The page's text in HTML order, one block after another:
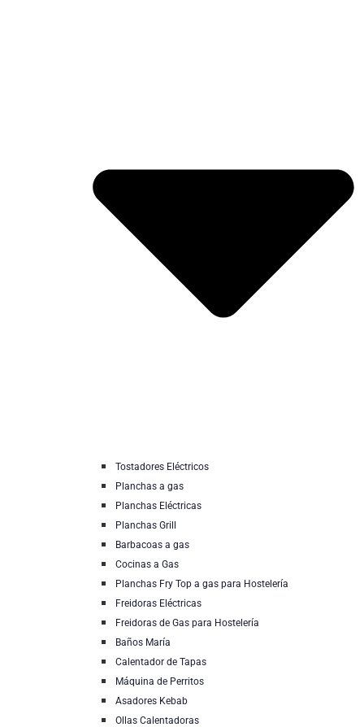
Tostadores Eléctricos
Planchas a gas
Planchas Eléctricas
Planchas Grill
Barbacoas a gas
Cocinas a Gas
Planchas Fry Top a gas para Hostelería
Freidoras Eléctricas
Freidoras de Gas para Hostelería
Baños María
Calentador de Tapas
Máquina de Perritos
Asadores Kebab
Ollas Calentadoras